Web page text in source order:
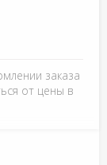
заказа
от цены в